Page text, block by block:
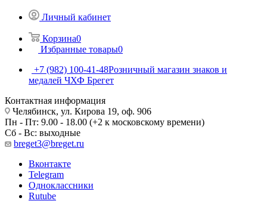
Личный кабинет
Корзина0
Избранные товары0
+7 (982) 100-41-48Розничный магазин знаков и
медалей ЧХФ Брегет
Контактная информация
Челябинск, ул. Кирова 19, оф. 906
Пн - Пт: 9.00 - 18.00 (+2 к московскому времени)
Сб - Вс: выходные
breget3@breget.ru
Вконтакте
Telegram
Одноклассники
Rutube